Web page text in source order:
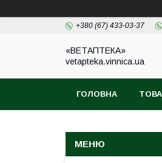
+380 (67) 433-03-37
«ВЕТАПТЕКА»
vetapteka.vinnica.ua
ГОЛОВНА